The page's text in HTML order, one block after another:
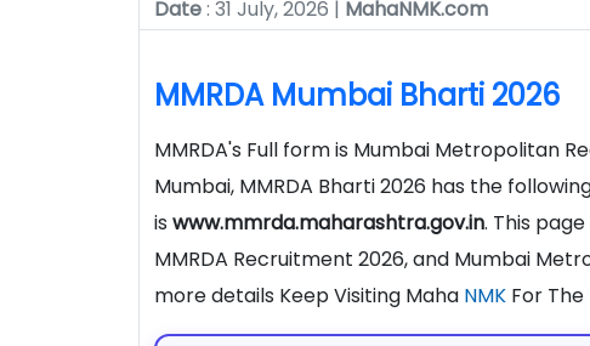
Date: 31 July, 2026 | MahaNMK.com
MMRDA Mumbai Bharti 2026
MMRDA's Full form is Mumbai Metropolitan
Mumbai, MMRDA Bharti 2026 has the
is www.mmrda.maharashtra.gov.in. This
MMRDA Recruitment 2026, and Mumbai
more details Keep Visiting Maha NMK For